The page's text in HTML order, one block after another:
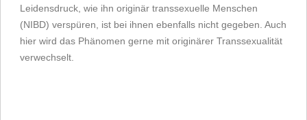
Leidensdruck, wie ihn originär transsexuelle Menschen
(NIBD) verspüren, ist bei ihnen ebenfalls nicht gegeben. Auch
hier wird das Phänomen gerne mit originärer Transsexualität
verwechselt.